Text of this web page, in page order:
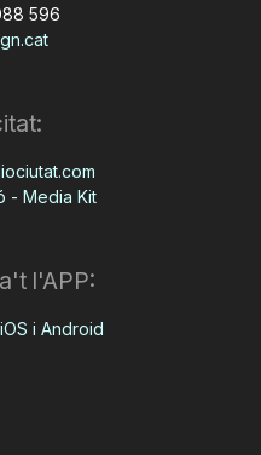
596
- Media Kit
l'APP:
i Android